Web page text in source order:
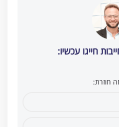
חייגו עכשיו:
חוזרת: